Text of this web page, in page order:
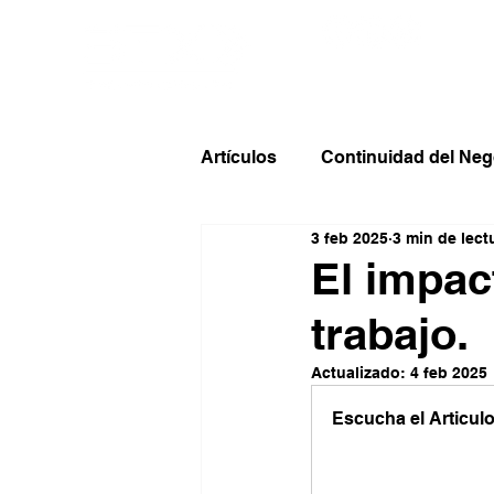
Artículos Continuidad del
El
trabajo.
3 feb 2025 3 min de
Actualizado: 4 feb 2025
Escucha el